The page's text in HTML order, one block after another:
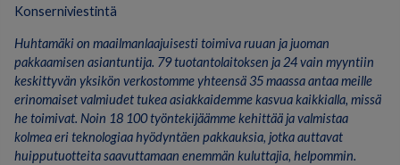
Konserniviestintä
Huhtamäki on maailmanlaajuisesti toimiva ruuan ja juoman
pakkaamisen asiantuntija. 79 tuotantolaitoksen ja 24 vain myyntiin
keskittyvän yksikön verkostomme yhteensä 35 maassa antaa meille
erinomaiset valmiudet tukea asiakkaidemme kasvua kaikkialla, missä
he toimivat. Noin 18 100 työntekijäämme kehittää ja valmistaa
kolmea eri teknologiaa hyödyntäen pakkauksia, jotka auttavat
huipputuotteita saavuttamaan enemmän kuluttajia, helpommin.